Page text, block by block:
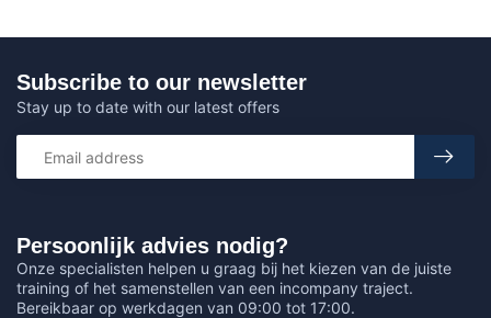
Persoonlijk advies nodig?
Onze specialisten helpen u graag bij het kiezen van de juiste
training of het samenstellen van een incompany traject.
Bereikbaar op werkdagen van 09:00 tot 17:00.
Subscribe to our newsletter
Stay up to date with our latest offers